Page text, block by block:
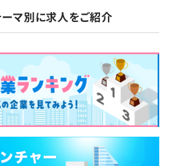
南口より徒歩8分
駅」より徒歩7分
時間/月
作するコンソールアプリケーシ
アプリケーションのチーム開発
重視し、技術向上を目指します。
人での練習・演習課題が主となり
して講義を進めていただきます。
やSaas製品などのソリューシ
規模開発まで多種多様。お客
要望を的確にとらえ、最適な
なう中で、多彩な経験やスキル
◆intra-mart NTT
意とするローコード開発を手が
なワークフローシステムからの
規ワークフローの構築を、お
迅速に実現。構築後の運用保
ップサービスを提供していま
マ別に求人をご紹介